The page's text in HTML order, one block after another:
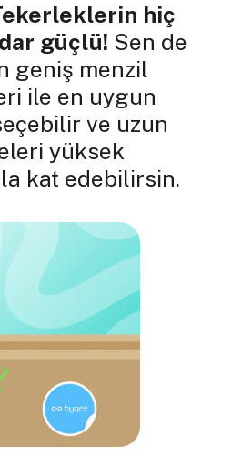
hiç
güçlü! Sen de
geniş menzil
ile en uygun
ve uzun
yüksek
kat edebilirsin.